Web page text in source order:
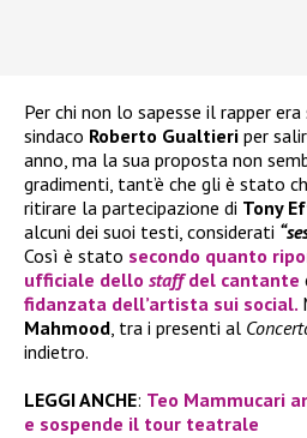
Per chi non lo sapesse il rapper
sindaco Roberto Gualtieri per
anno, ma la sua proposta non
gradimenti, tant’è che gli è stato
ritirare la partecipazione di Tony
alcuni dei suoi testi, considerati
Così è stato secondo quanto
ufficiale dello staffdel cantante
fidanzata dell’artista sui social.
Mahmood, tra i presenti al
indietro.
LEGGI ANCHE: Teo Mammucari
e sospende il tour teatrale